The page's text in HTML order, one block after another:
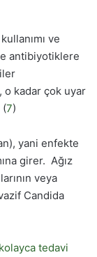
ve
antibiyotiklere
o kadar çok uyar
(7)
yani enfekte
girer. Ağız
veya
Candida
tedavi